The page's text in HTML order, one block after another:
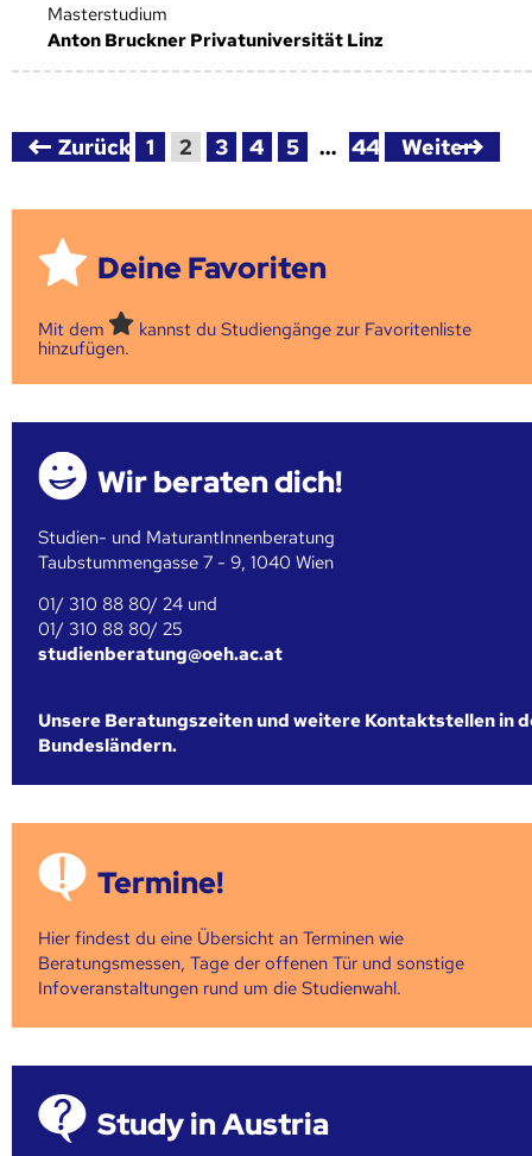
Masterstudium
Anton Bruckner Privatuniversität Linz
Zurück 1 2 3 4 5 … 44 Weiter
Deine Favoriten
Mit dem
kannst du Studiengänge zur Favoritenliste
hinzufügen.
Wir beraten dich!
Studien- und MaturantInnenberatung
Taubstummengasse 7 - 9, 1040 Wien
01/ 310 88 80/ 24 und
01/ 310 88 80/ 25
studienberatung@oeh.ac.at
Unsere Beratungszeiten und weitere Kontaktstellen in
Bundesländern.
Termine!
Hier findest du eine Übersicht an Terminen wie
Beratungsmessen, Tage der offenen Tür und sonstige
Infoveranstaltungen rund um die Studienwahl.
Study in Austria